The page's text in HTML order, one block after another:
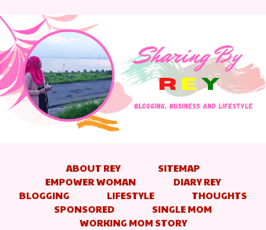
ABOUT REY
SITEMAP
EMPOWER WOMAN
DIARY REY
BLOGGING
LIFESTYLE
THOUGHTS
SPONSORED
SINGLE MOM
WORKING MOM STORY